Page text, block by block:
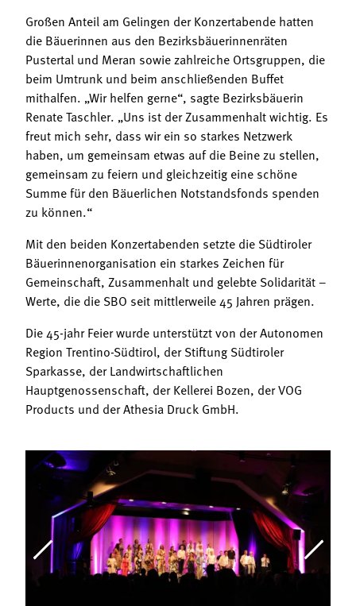
Großen Anteil am Gelingen der Konzertabende hatten
die Bäuerinnen aus den Bezirksbäuerinnenräten
Pustertal und Meran sowie zahlreiche Ortsgruppen, die
beim Umtrunk und beim anschließenden Buffet
mithalfen. „Wir helfen gerne“, sagte Bezirksbäuerin
Renate Taschler. „Uns ist der Zusammenhalt wichtig. Es
freut mich sehr, dass wir ein so starkes Netzwerk
haben, um gemeinsam etwas auf die Beine zu stellen,
gemeinsam zu feiern und gleichzeitig eine schöne
Summe für den Bäuerlichen Notstandsfonds spenden
zu können.“
Mit den beiden Konzertabenden setzte die Südtiroler
Bäuerinnenorganisation ein starkes Zeichen für
Gemeinschaft, Zusammenhalt und gelebte Solidarität –
Werte, die die SBO seit mittlerweile 45 Jahren prägen.
Die 45-jahr Feier wurde unterstützt von der Autonomen
Region Trentino-Südtirol, der Stiftung Südtiroler
Sparkasse, der Landwirtschaftlichen
Hauptgenossenschaft, der Kellerei Bozen, der VOG
Products und der Athesia Druck GmbH.